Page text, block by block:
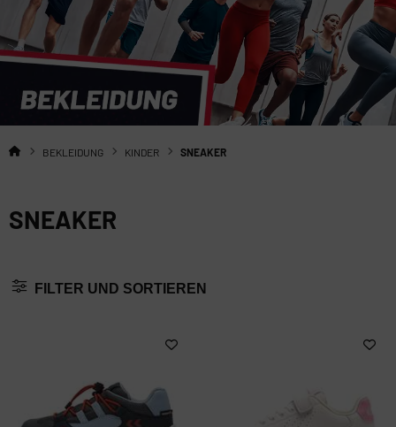
BEKLEIDUNG KINDER SNEAKER
SNEAKER
FILTER UND SORTIEREN